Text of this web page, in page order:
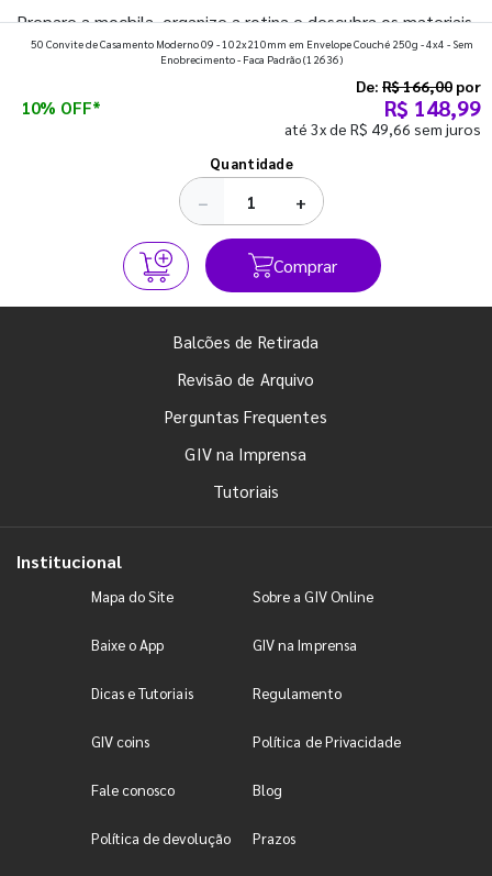
Prepare a mochila, organize a rotina e descubra os materiais
que fazem toda diferença para começar o segundo
50 Convite de Casamento Moderno 09 - 102x210mm em Envelope Couché 250g - 4x4 - Sem
Enobrecimento - Faca Padrão(12636)
10% OFF*
De: R$ 166,00 por
R$ 148,99
até 3x de R$ 49,66 sem juros
Quantidade
− +
Comprar
Balcões de Retirada
Revisão de Arquivo
Perguntas Frequentes
GIV na Imprensa
Tutoriais
Institucional
Mapa do Site Sobre a GIV Online
Baixe o App GIV na Imprensa
Dicas e Tutoriais Regulamento
GIV coins Política de Privacidade
Fale conosco Blog
Política de devolução Prazos